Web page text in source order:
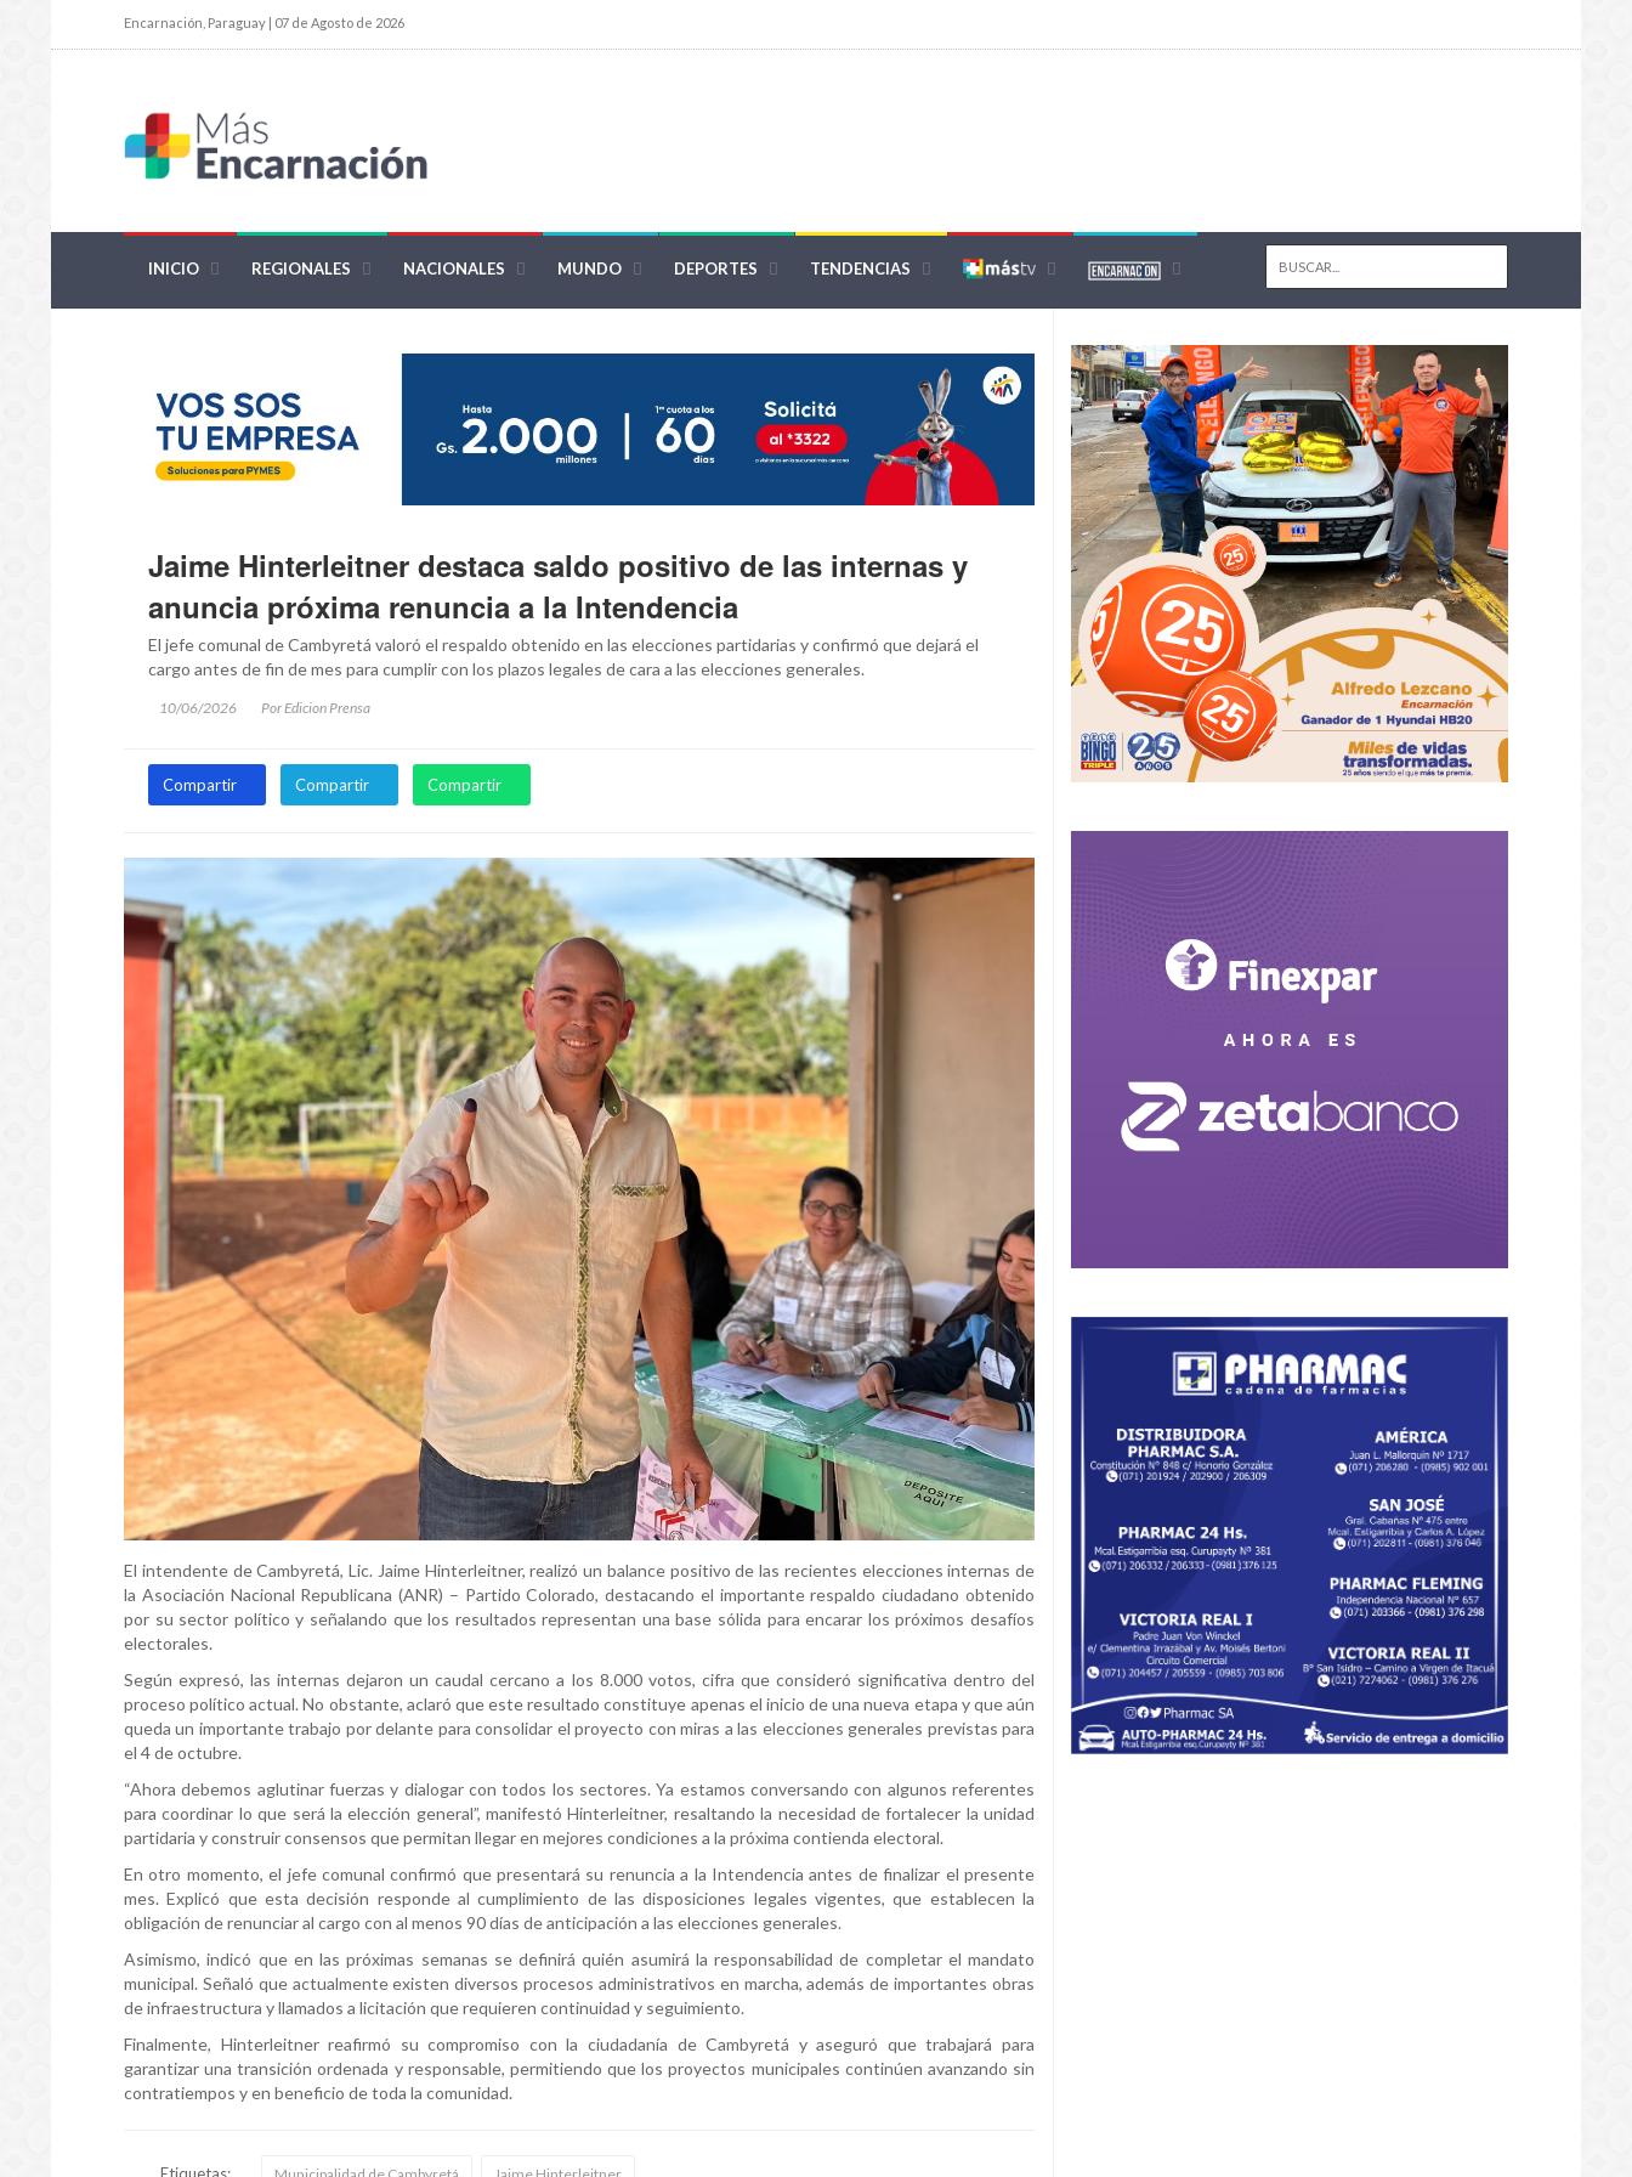
Encarnación, Paraguay | 07 de Agosto de 2026
INICIO REGIONALES NACIONALES MUNDO DEPORTES TENDENCIAS
Jaime Hinterleitner destaca saldo positivo de las internas y
anuncia próxima renuncia a la Intendencia
El jefe comunal de Cambyretá valoró el respaldo obtenido en las elecciones partidarias y confirmó que dejará el
cargo antes de fin de mes para cumplir con los plazos legales de cara a las elecciones generales.
10/06/2026 Por Edicion Prensa
Compartir Compartir Compartir
El intendente de Cambyretá, Lic. Jaime Hinterleitner, realizó un balance positivo de las recientes elecciones internas de
la Asociación Nacional Republicana (ANR) – Partido Colorado, destacando el importante respaldo ciudadano obtenido
por su sector político y señalando que los resultados representan una base sólida para encarar los próximos desafíos
electorales.
Según expresó, las internas dejaron un caudal cercano a los 8.000 votos, cifra que consideró significativa dentro del
proceso político actual. No obstante, aclaró que este resultado constituye apenas el inicio de una nueva etapa y que aún
queda un importante trabajo por delante para consolidar el proyecto con miras a las elecciones generales previstas para
el 4 de octubre.
“Ahora debemos aglutinar fuerzas y dialogar con todos los sectores. Ya estamos conversando con algunos referentes
para coordinar lo que será la elección general”, manifestó Hinterleitner, resaltando la necesidad de fortalecer la unidad
partidaria y construir consensos que permitan llegar en mejores condiciones a la próxima contienda electoral.
En otro momento, el jefe comunal confirmó que presentará su renuncia a la Intendencia antes de finalizar el presente
mes. Explicó que esta decisión responde al cumplimiento de las disposiciones legales vigentes, que establecen la
obligación de renunciar al cargo con al menos 90 días de anticipación a las elecciones generales.
Asimismo, indicó que en las próximas semanas se definirá quién asumirá la responsabilidad de completar el mandato
municipal. Señaló que actualmente existen diversos procesos administrativos en marcha, además de importantes obras
de infraestructura y llamados a licitación que requieren continuidad y seguimiento.
Finalmente, Hinterleitner reafirmó su compromiso con la ciudadanía de Cambyretá y aseguró que trabajará para
garantizar una transición ordenada y responsable, permitiendo que los proyectos municipales continúen avanzando sin
contratiempos y en beneficio de toda la comunidad.